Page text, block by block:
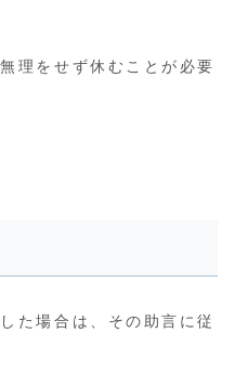
理をせず休むことが必要
た場合は、その助言に従